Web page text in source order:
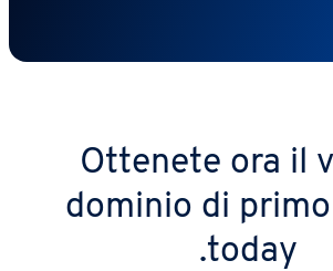
Ottenete ora il
dominio di
.today